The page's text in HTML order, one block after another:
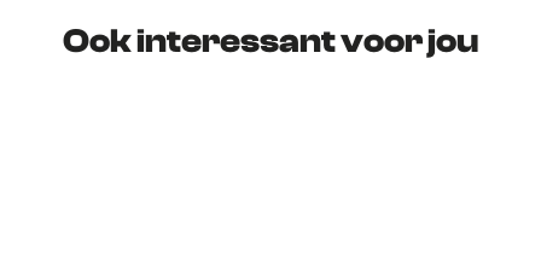
Ook interessant voor jou